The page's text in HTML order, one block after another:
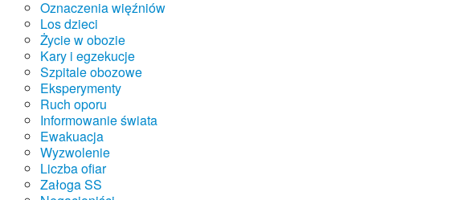
Oznaczenia więźniów
Los dzieci
Życie w obozie
Kary i egzekucje
Szpitale obozowe
Eksperymenty
Ruch oporu
Informowanie świata
Ewakuacja
Wyzwolenie
Liczba ofiar
Załoga SS